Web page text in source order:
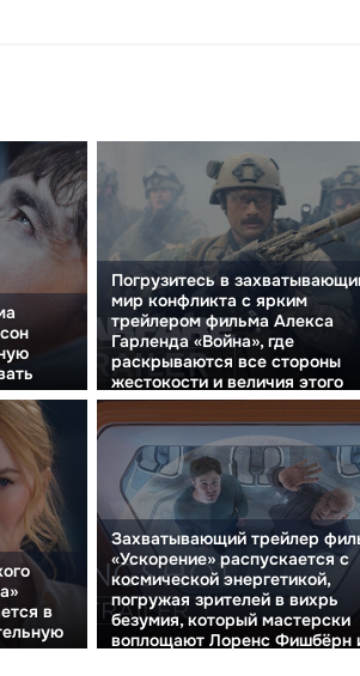
Погрузитесь в
мир конфликта с ярким
трейлером фильма Алекса
Гарленда «Война», где
раскрываются все стороны
жестокости и величия этого
испытания.
в
Захватывающий трейлер
«Ускорение» распускается с
космической энергетикой,
погружая зрителей в вихрь
безумия, который мастерски
воплощают Лоренс Фишбёрн